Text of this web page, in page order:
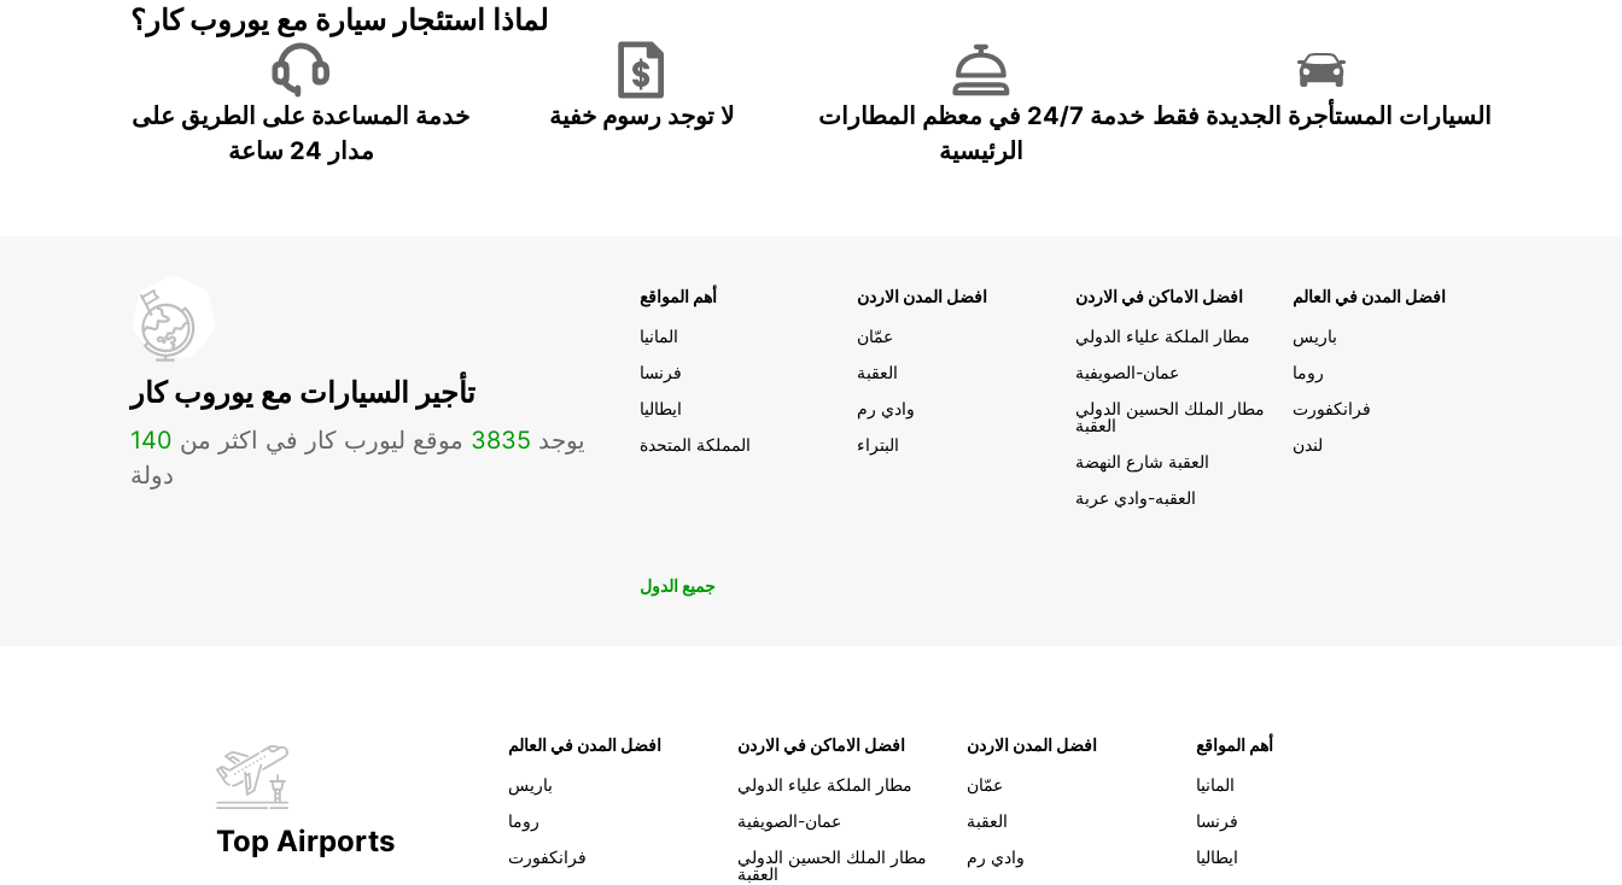
لماذا استئجار سيارة مع يوروب كار؟
خدمة المساعدة على الطريق على
مدار 24 ساعة
لا توجد رسوم خفية
خدمة 24/7 في معظم المطارات
الرئيسية
السيارات المستأجرة الجديدة فقط
تأجير السيارات مع يوروب كار
يوجد 3835 موقع ليورب كار في اكثر من 140
دولة
أهم المواقع
المانيا
فرنسا
ايطاليا
المملكة المتحدة
افضل المدن الاردن
عمّان
العقبة
وادي رم
البتراء
افضل الاماكن في الاردن
مطار الملكة علياء الدولي
عمان-الصويفية
مطار الملك الحسين الدولي
العقبة
العقبة شارع النهضة
العقبه-وادي عربة
افضل المدن في العالم
باريس
روما
فرانكفورت
لندن
جميع الدول
Top Airports
افضل المدن في العالم
باريس
روما
فرانكفورت
افضل الاماكن في الاردن
مطار الملكة علياء الدولي
عمان-الصويفية
مطار الملك الحسين الدولي
العقبة
افضل المدن الاردن
عمّان
العقبة
وادي رم
أهم المواقع
المانيا
فرنسا
ايطاليا